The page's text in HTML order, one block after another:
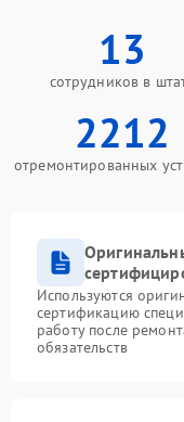
13
сотрудников в
2212
отремонтированных
Используются
сертификацию
работу после
обязательств